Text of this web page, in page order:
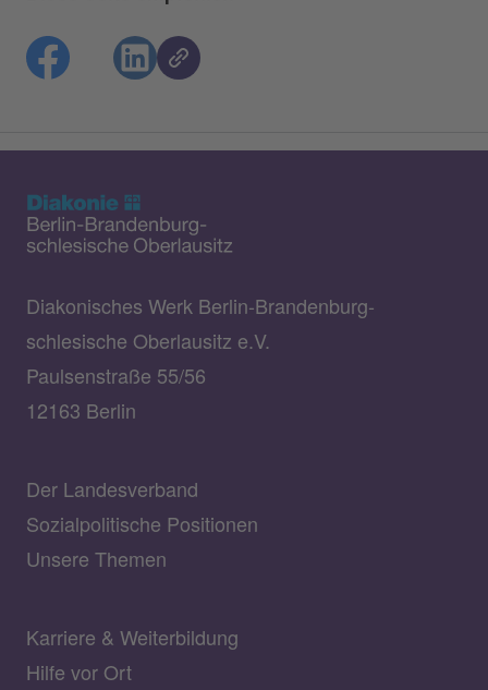
Diakonisches Werk Berlin-Brandenburg-
schlesische Oberlausitz e.V.
Paulsenstraße 55/56
12163 Berlin
Der Landesverband
Sozialpolitische Positionen
Unsere Themen
Karriere & Weiterbildung
Hilfe vor Ort